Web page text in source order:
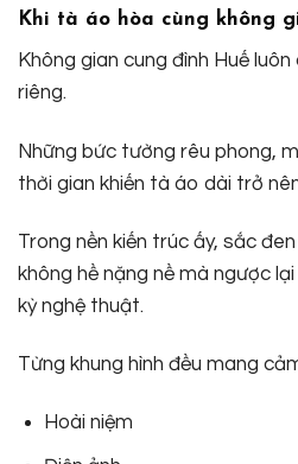
Khi tà áo hòa cùng không
Không gian cung đình Huế
riêng.
Những bức tường rêu phong,
thời gian khiến tà áo dài trở
Trong nền kiến trúc ấy, sắc
không hề nặng nề mà ngược
kỳ nghệ thuật.
Từng khung hình đều mang
Hoài niệm